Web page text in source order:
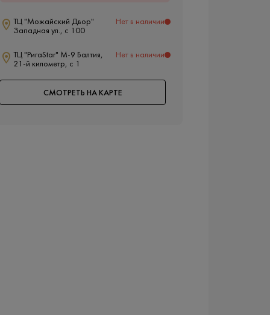
ТЦ "Можайский Двор"
Западная ул., с 100
Нет в наличии
ТЦ "РигаStar" М-9 Балтия,
21-й километр, с 1
Нет в наличии
СМОТРЕТЬ НА КАРТЕ